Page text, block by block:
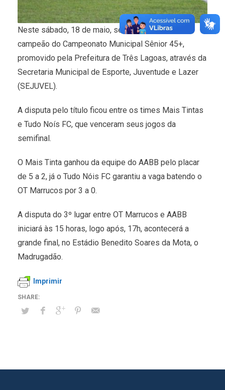
Neste sábado, 18 de maio, será definido o grande
campeão do Campeonato Municipal Sênior 45+,
promovido pela Prefeitura de Três Lagoas, através da
Secretaria Municipal de Esporte, Juventude e Lazer
(SEJUVEL).
A disputa pelo título ficou entre os times Mais Tintas
e Tudo Noís FC, que venceram seus jogos da
semifinal.
O Mais Tinta ganhou da equipe do AABB pelo placar
de 5 a 2, já o Tudo Nóis FC garantiu a vaga batendo o
OT Marrucos por 3 a 0.
A disputa do 3º lugar entre OT Marrucos e AABB
iniciará às 15 horas, logo após, 17h, acontecerá a
grande final, no Estádio Benedito Soares da Mota, o
Madrugadão.
Imprimir